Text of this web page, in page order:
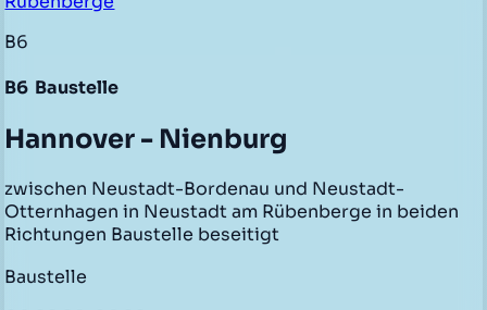
B6
B6 Baustelle
Hannover - Nienburg
zwischen Neustadt-Bordenau und Neustadt-
Otternhagen in Neustadt am Rübenberge in beiden
Richtungen Baustelle beseitigt
Baustelle